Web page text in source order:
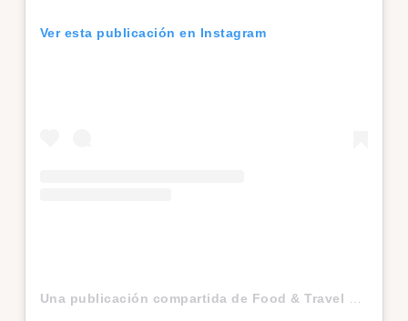
Ver esta publicación en Instagram